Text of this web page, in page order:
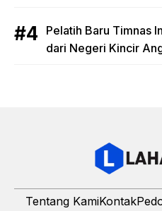
Pelatih Baru Timnas
dari Negeri Kincir
Tentang KamiKontak